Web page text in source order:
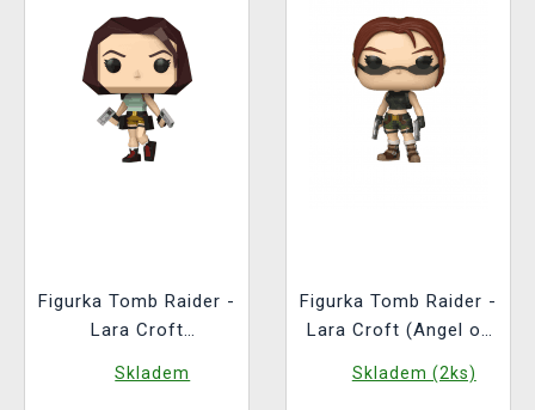
Figurka Tomb Raider -
Lara Croft
POP! Games 1192)
Skladem
Figurka Tomb Raider -
Lara Croft (Angel of
POP! Games 1194)
Skladem (2ks)